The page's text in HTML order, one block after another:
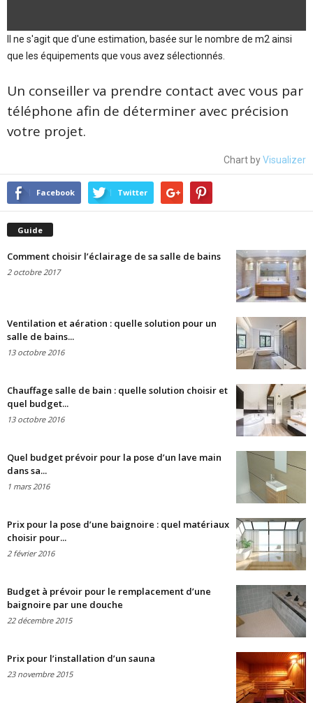
Il ne s'agit que d'une estimation, basée sur le nombre de m2 ainsi
que les équipements que vous avez sélectionnés.
Un conseiller va prendre contact avec vous par
téléphone afin de déterminer avec précision
votre projet.
Chart byVisualizer
Facebook Twitter
Guide
Comment choisir l’éclairage de sa salle de bains
2 octobre 2017
Ventilation et aération : quelle solution pour un
salle de bains...
13 octobre 2016
Chauffage salle de bain : quelle solution choisir et
quel budget...
13 octobre 2016
Quel budget prévoir pour la pose d’un lave main
dans sa...
1 mars 2016
Prix pour la pose d’une baignoire : quel matériaux
choisir pour...
2 février 2016
Budget à prévoir pour le remplacement d’une
baignoire par une douche
22 décembre 2015
Prix pour l’installation d’un sauna
23 novembre 2015